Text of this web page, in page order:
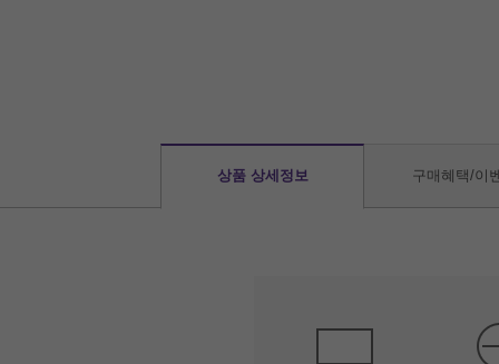
상품 상세정보 구매혜택/이